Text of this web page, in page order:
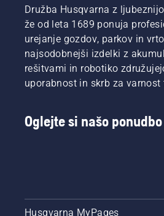
pove
Johan
Svennung,
produktni
vodja
oddelka
za
baterijsko
ročno
Družba Husqvarna z
že od leta 1689 ponuja
urejanje gozdov, parkov in
najsodobnejši izdelki z
rešitvami in robotiko
uporabnost in skrb za varnost
Oglejte si našo ponudbo
Husqvarna MyPages